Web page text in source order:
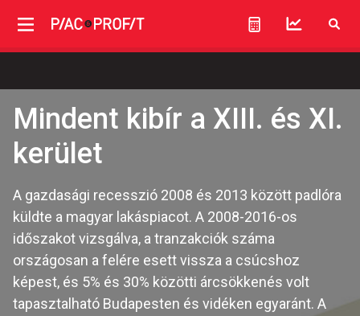
Mindent kibír a XIII. és XI.
kerület
A gazdasági recesszió 2008 és 2013 között padlóra
küldte a magyar lakáspiacot. A 2008-2016-os
időszakot vizsgálva, a tranzakciók száma
országosan a felére esett vissza a csúcshoz
képest, és 5% és 30% közötti árcsökkenés volt
tapasztalható Budapesten és vidéken egyaránt. A